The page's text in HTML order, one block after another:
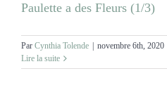
Paulette a des Fleurs (1/3)
Par Cynthia Tolende novembre 6th, 2020
Lire la suite